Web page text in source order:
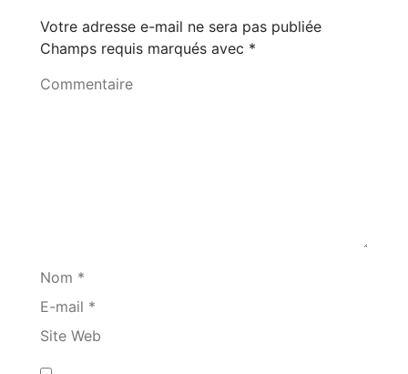
Votre adresse e-mail ne sera pas publiée
Champs requis marqués avec *
Commentaire
Nom *
E-mail *
Site Web